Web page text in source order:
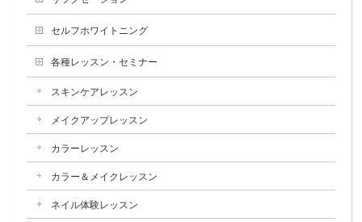
セルフホワイトニング
各種レッスン・セミナー
スキンケアレッスン
メイクアップレッスン
カラーレッスン
カラー＆メイクレッスン
ネイル体験レッスン